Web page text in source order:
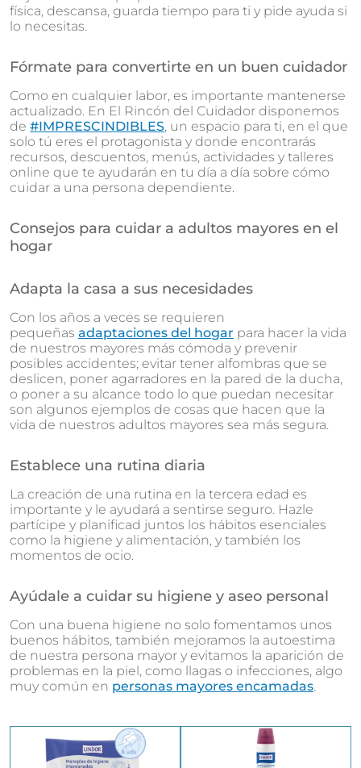
física, descansa, guarda tiempo para ti y pide ayuda si
lo necesitas.
Fórmate para convertirte en un buen cuidador
Como en cualquier labor, es importante mantenerse
actualizado. En El Rincón del Cuidador disponemos
de #IMPRESCINDIBLES, un espacio para ti, en el que
solo tú eres el protagonista y donde encontrarás
recursos, descuentos, menús, actividades y talleres
online que te ayudarán en tu día a día sobre cómo
cuidar a una persona dependiente.
Consejos para cuidar a adultos mayores en el
hogar
Adapta la casa a sus necesidades
Con los años a veces se requieren
pequeñas adaptaciones del hogar para hacer la vida
de nuestros mayores más cómoda y prevenir
posibles accidentes; evitar tener alfombras que se
deslicen, poner agarradores en la pared de la ducha,
o poner a su alcance todo lo que puedan necesitar
son algunos ejemplos de cosas que hacen que la
vida de nuestros adultos mayores sea más segura.
Establece una rutina diaria
La creación de una rutina en la tercera edad es
importante y le ayudará a sentirse seguro. Hazle
partícipe y planificad juntos los hábitos esenciales
como la higiene y alimentación, y también los
momentos de ocio.
Ayúdale a cuidar su higiene y aseo personal
Con una buena higiene no solo fomentamos unos
buenos hábitos, también mejoramos la autoestima
de nuestra persona mayor y evitamos la aparición de
problemas en la piel, como llagas o infecciones, algo
muy común en personas mayores encamadas.